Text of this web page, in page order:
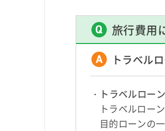
旅行費用
トラベル
・トラベルロー
トラベルロー
目的ローンの